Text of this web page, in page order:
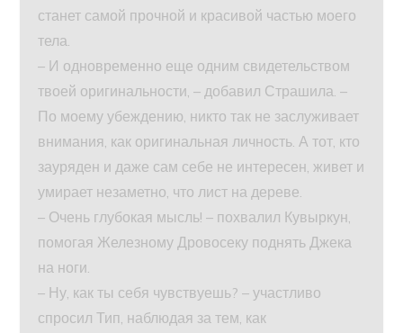
станет самой прочной и красивой частью моего
тела.
– И одновременно еще одним свидетельством
твоей оригинальности, – добавил Страшила. –
По моему убеждению, никто так не заслуживает
внимания, как оригинальная личность. А тот, кто
зауряден и даже сам себе не интересен, живет и
умирает незаметно, что лист на дереве.
– Очень глубокая мысль! – похвалил Кувыркун,
помогая Железному Дровосеку поднять Джека
на ноги.
– Ну, как ты себя чувствуешь? – участливо
спросил Тип, наблюдая за тем, как